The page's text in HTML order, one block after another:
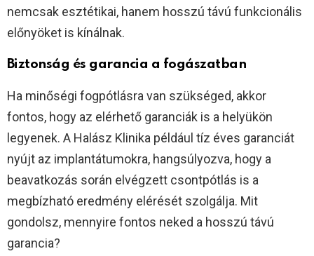
nemcsak esztétikai, hanem hosszú távú funkcionális
előnyöket is kínálnak.
Biztonság és garancia a fogászatban
Ha minőségi fogpótlásra van szükséged, akkor
fontos, hogy az elérhető garanciák is a helyükön
legyenek. A Halász Klinika például tíz éves garanciát
nyújt az implantátumokra, hangsúlyozva, hogy a
beavatkozás során elvégzett csontpótlás is a
megbízható eredmény elérését szolgálja. Mit
gondolsz, mennyire fontos neked a hosszú távú
garancia?